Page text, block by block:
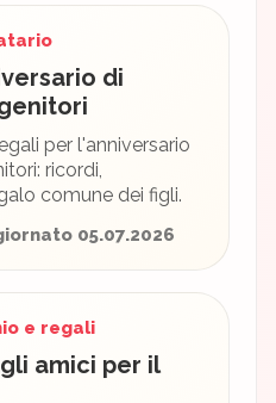
di
per l'anniversario
ricordi,
comune dei figli.
05.07.2026
e regali
amici per il